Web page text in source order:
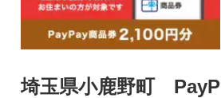
埼玉県小鹿野町 PayP